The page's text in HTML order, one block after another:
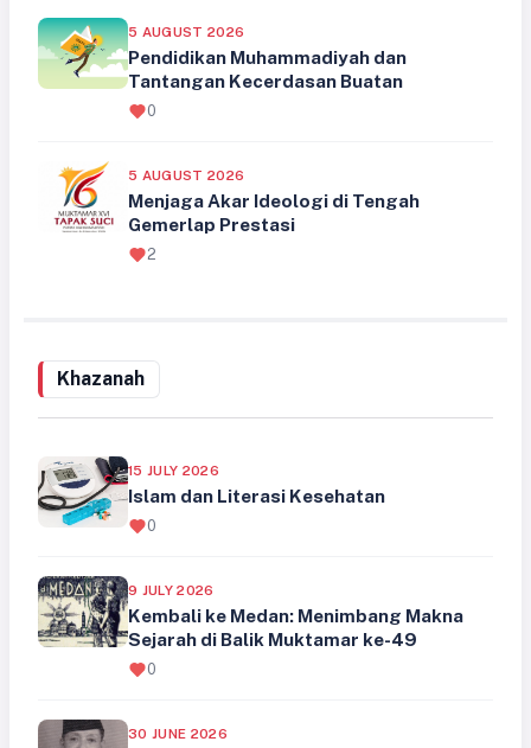
5 AUGUST 2026
Pendidikan Muhammadiyah dan
Tantangan Kecerdasan Buatan
0
5 AUGUST 2026
Menjaga Akar Ideologi di Tengah
Gemerlap Prestasi
2
Khazanah
15 JULY 2026
Islam dan Literasi Kesehatan
0
9 JULY 2026
Kembali ke Medan: Menimbang Makna
Sejarah di Balik Muktamar ke-49
0
30 JUNE 2026